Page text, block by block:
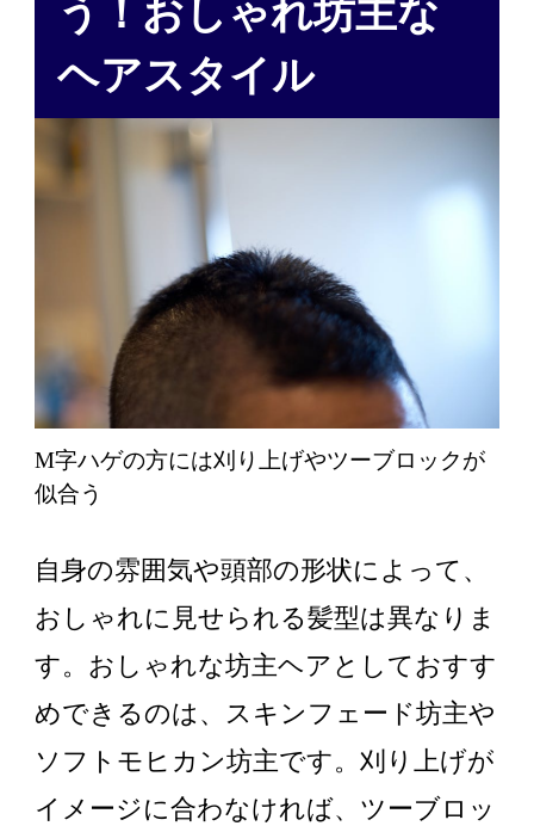
う！おしゃれ坊主な
ヘアスタイル
M字ハゲの方には刈り上げやツーブロックが
似合う
自身の雰囲気や頭部の形状によって、
おしゃれに見せられる髪型は異なりま
す。おしゃれな坊主ヘアとしておすす
めできるのは、スキンフェード坊主や
ソフトモヒカン坊主です。刈り上げが
イメージに合わなければ、ツーブロッ